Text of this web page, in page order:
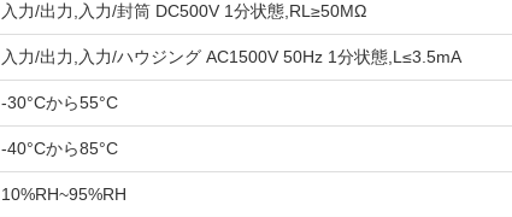
入力/出力,入力/封筒 DC500V 1分状態,RL≥50MΩ
入力/出力,入力/ハウジング AC1500V 50Hz 1分状態,L≤3.5mA
-30°Cから55°C
-40°Cから85°C
10%RH~95%RH